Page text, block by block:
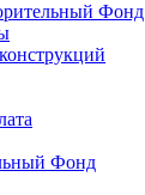
Фонд
Фонд